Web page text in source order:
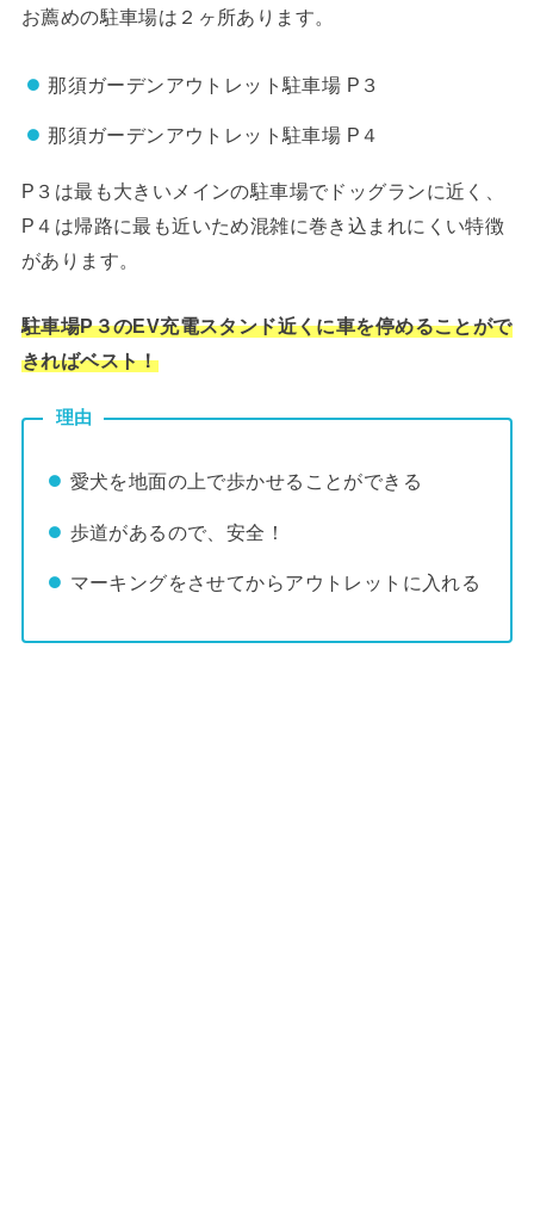
お薦めの駐車場は２ヶ所あります。
那須ガーデンアウトレット駐車場 P３
那須ガーデンアウトレット駐車場 P４
P３は最も大きいメインの駐車場でドッグランに近く、
P４は帰路に最も近いため混雑に巻き込まれにくい特徴
があります。
駐車場P３のEV充電スタンド近くに車を停めることがで
きればベスト！
理由
愛犬を地面の上で歩かせることができる
歩道があるので、安全！
マーキングをさせてからアウトレットに入れる